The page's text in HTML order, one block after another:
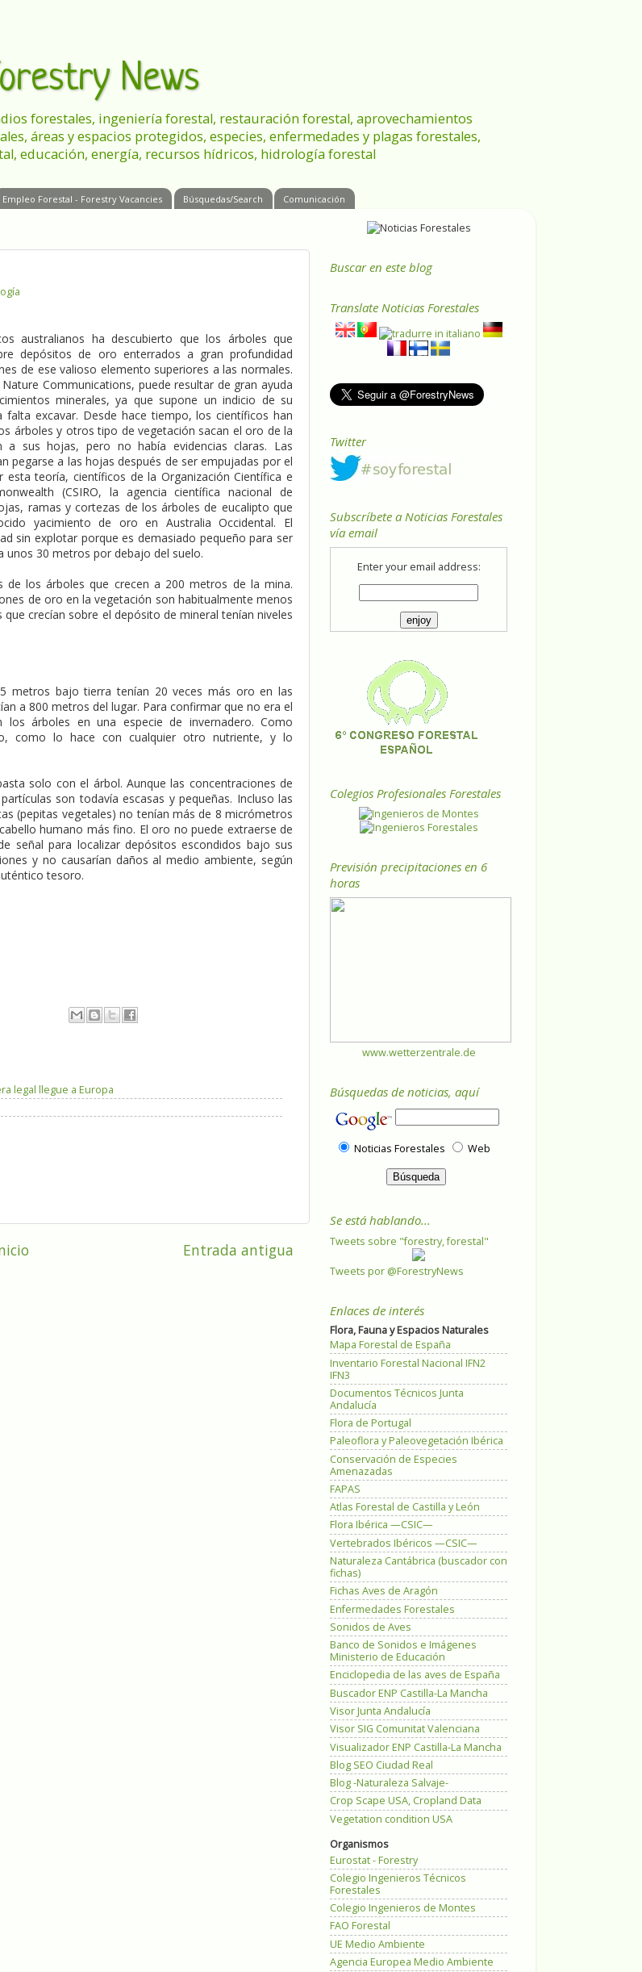
News
forestales, ingeniería forestal, restauración forestal, aprovechamientos
áreas y espacios protegidos, especies, enfermedades y plagas forestales,
educación, energía, recursos hídricos, hidrología forestal
Empleo Forestal - Forestry Vacancies Búsquedas/Search Comunicación
australianos ha descubierto que los árboles que
depósitos de oro enterrados a gran profundidad
de ese valioso elemento superiores a las normales.
Communications, puede resultar de gran ayuda
minerales, ya que supone un indicio de su
falta excavar. Desde hace tiempo, los científicos han
árboles y otros tipo de vegetación sacan el oro de la
sus hojas, pero no había evidencias claras. Las
pegarse a las hojas después de ser empujadas por el
esta teoría, científicos de la Organización Científica e
(CSIRO, la agencia científica nacional de
ramas y cortezas de los árboles de eucalipto que
yacimiento de oro en Australia Occidental. El
sin explotar porque es demasiado pequeño para ser
unos 30 metros por debajo del suelo.
de los árboles que crecen a 200 metros de la mina.
de oro en la vegetación son habitualmente menos
crecían sobre el depósito de mineral tenían niveles
metros bajo tierra tenían 20 veces más oro en las
a 800 metros del lugar. Para confirmar que no era el
árboles en una especie de invernadero. Como
como lo hace con cualquier otro nutriente, y lo
solo con el árbol. Aunque las concentraciones de
son todavía escasas y pequeñas. Incluso las
(pepitas vegetales) no tenían más de 8 micrómetros
humano más fino. El oro no puede extraerse de
señal para localizar depósitos escondidos bajo sus
y no causarían daños al medio ambiente, según
tesoro.
legal llegue a Europa
Entrada antigua
Buscar en este blog
Translate Noticias Forestales
Twitter
Subscríbete a Noticias Forestales
vía email
Enter your email address:
Colegios Profesionales Forestales
Previsión precipitaciones en 6
horas
www.wetterzentrale.de
Búsquedas de noticias, aquí
Noticias Forestales Web
Se está hablando...
Tweets sobre "forestry, forestal"
Tweets por @ForestryNews
Enlaces de interés
Flora, Fauna y Espacios Naturales
Mapa Forestal de España
Inventario Forestal Nacional IFN2
IFN3
Documentos Técnicos Junta
Andalucía
Flora de Portugal
Paleoflora y Paleovegetación Ibérica
Conservación de Especies
Amenazadas
FAPAS
Atlas Forestal de Castilla y León
Flora Ibérica —CSIC—
Vertebrados Ibéricos —CSIC—
Naturaleza Cantábrica (buscador con
fichas)
Fichas Aves de Aragón
Enfermedades Forestales
Sonidos de Aves
Banco de Sonidos e Imágenes
Ministerio de Educación
Enciclopedia de las aves de España
Buscador ENP Castilla-La Mancha
Visor Junta Andalucía
Visor SIG Comunitat Valenciana
Visualizador ENP Castilla-La Mancha
Blog SEO Ciudad Real
Blog -Naturaleza Salvaje-
Crop Scape USA, Cropland Data
Vegetation condition USA
Organismos
Eurostat - Forestry
Colegio Ingenieros Técnicos
Forestales
Colegio Ingenieros de Montes
FAO Forestal
UE Medio Ambiente
Agencia Europea Medio Ambiente